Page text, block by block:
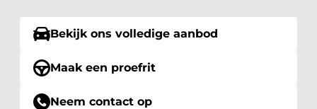
Bekijk ons volledige aanbod
Maak een proefrit
Neem contact op